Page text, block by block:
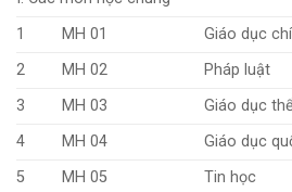
1
MH 01
Giáo dục
2
MH 02
Pháp luật
3
MH 03
Giáo dục
4
MH 04
Giáo dục
5
MH 05 Tin học